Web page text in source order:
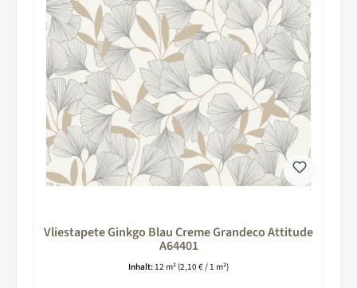
Vliestapete Ginkgo Blau Creme Grandeco Attitude
A64401
Inhalt: 12 m² (2,10 € / 1 m²)